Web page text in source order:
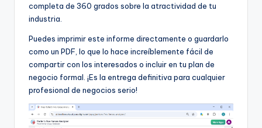
completa de 360 grados sobre la atractividad de tu
industria.
Puedes imprimir este informe directamente o guardarlo
como un PDF, lo que lo hace increíblemente fácil de
compartir con los interesados o incluir en tu plan de
negocio formal. ¡Es la entrega definitiva para cualquier
profesional de negocios serio!